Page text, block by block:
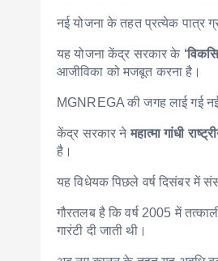
नई योजना के तहत प्रत्येक पात्र
यह योजना केंद्र सरकार के
आजीविका को मजबूत करना है।
MGNREGA की जगह लाई गई
केंद्र सरकार नेमहात्मा गांधी
है।
यह विधेयक पिछले वर्ष दिसंबर में
गौरतलब है कि वर्ष 2005 में
गारंटी दी जाती थी।